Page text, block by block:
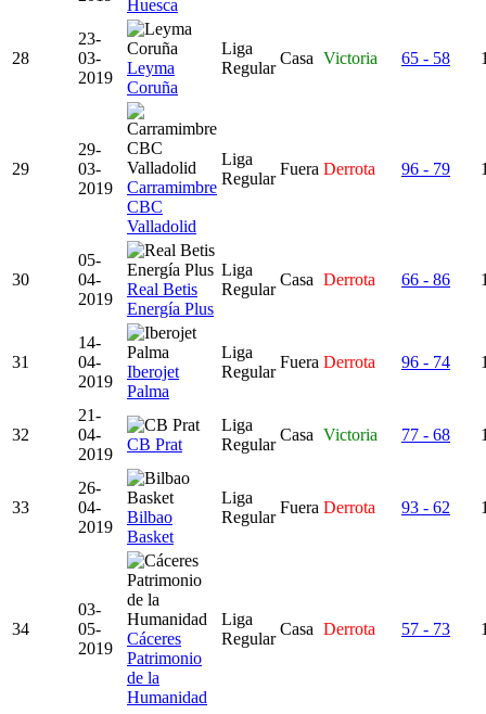
Huesca
28
23-
03-
2019
Leyma
Coruña
Liga
Regular
Casa Victoria 65 - 58
29
29-
03-
2019
Carramimbre
CBC
Valladolid
Liga
Regular
Fuera Derrota 96 - 79
30
05-
04-
2019
Real Betis
Energía Plus
Liga
Regular
Casa Derrota 66 - 86
31
14-
04-
2019
Iberojet
Palma
Liga
Regular
Fuera Derrota 96 - 74
32
21-
04-
2019
CB Prat
Liga
Regular
Casa Victoria 77 - 68
33
26-
04-
2019
Bilbao
Basket
Liga
Regular
Fuera Derrota 93 - 62
34
03-
05-
2019
Cáceres
Patrimonio
de la
Humanidad
Liga
Regular
Casa Derrota 57 - 73